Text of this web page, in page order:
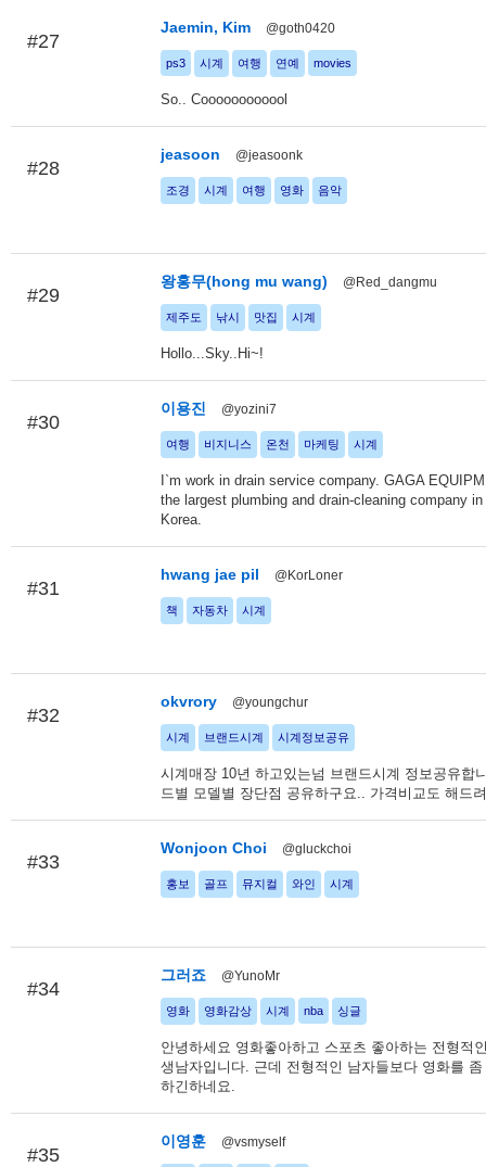
#27
Jaemin, Kim @goth0420
ps3 시계 여행 연예 movies
So.. Coooooooooool
#28
jeasoon @jeasoonk
조경 시계 여행 영화 음악
#29
왕홍무(hong mu wang) @Red_dangmu
제주도 낚시 맛집 시계
Hollo...Sky..Hi~!
#30
이용진 @yozini7
여행 비지니스 온천 마케팅 시계
I`m work in drain service company. GAGA
the largest plumbing and drain-cleaning company
Korea.
#31
hwang jae pil @KorLoner
책 자동차 시계
#32
okvrory @youngchur
시계 브랜드시계 시계정보공유
시계매장 10년 하고있는넘 브랜드시계 정보공유합
드별 모델별 장단점 공유하구요.. 가격비교도 해드
#33
Wonjoon Choi @gluckchoi
홍보 골프 뮤지컬 와인 시계
#34
그러죠 @YunoMr
영화 영화감상 시계 nba 싱글
안녕하세요 영화좋아하고 스포츠 좋아하는 전형적
생남자입니다. 근데 전형적인 남자들보다 영화를
하긴하네요.
#35
이영훈 @vsmyself